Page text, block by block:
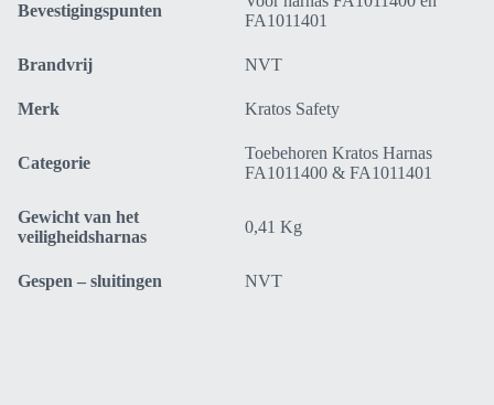
Bevestigingspunten
FA1011401
Brandvrij NVT
Merk Kratos Safety
Categorie
Toebehoren Kratos Harnas
FA1011400 & FA1011401
Gewicht van het
veiligheidsharnas
0,41 Kg
Gespen – sluitingen NVT